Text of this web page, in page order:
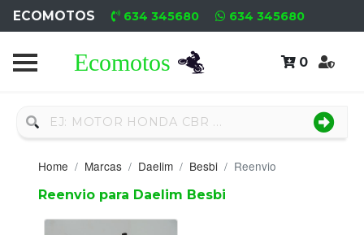
ECOMOTOS 634 345680 634 345680
0
Home
Nuevo
Neumáticos
Campa
Home Marcas Daelim Besbi Reenvio
Reenvio para Daelim Besbi